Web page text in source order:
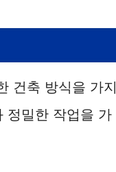
건축 방식을 가지
정밀한 작업을 가